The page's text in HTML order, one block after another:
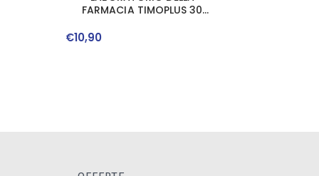
FARMACIA TIMOPLUS 30
€10,90